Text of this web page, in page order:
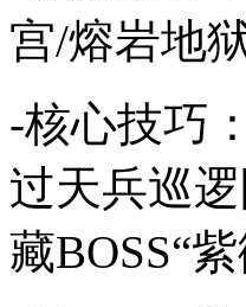
宫/熔岩地
-核心技巧
过天兵巡
藏BOSS“